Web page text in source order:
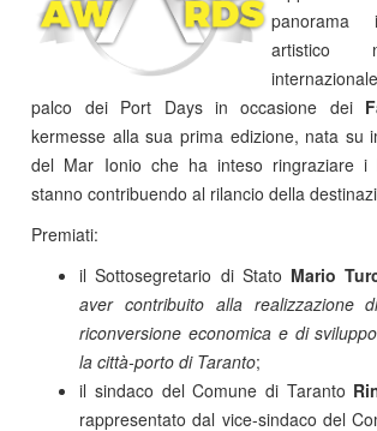
panorama
artistico
palco dei Port Days in occasione dei
kermesse alla sua prima edizione, nata su
del Mar Ionio che ha inteso ringraziare i
stanno contribuendo al rilancio della
Premiati:
il Sottosegretario di Stato Mario
aver contribuito alla realizzazione
riconversione economica e di
la città-porto di Taranto;
il sindaco del Comune di Taranto
rappresentato dal vice-sindaco del